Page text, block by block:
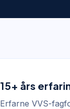
15+ års
Erfarne VVS-